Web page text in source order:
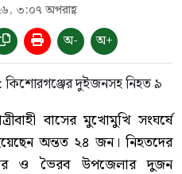
৩:০৭ অপরাহ্ণ
অ- অ+
বাসের মুখোমুখি সংঘর্ষে
অন্তত ২৪ জন। নিহতদের
ও ভৈরব উপজেলার দুজন